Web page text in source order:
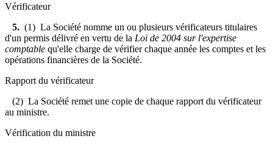
Vérificateur
5. (1) La Société nomme un ou plusieurs vérificateurs titulaires
d'un permis délivré en vertu de la Loi de 2004 sur l'expertise
comptable qu'elle charge de vérifier chaque année les comptes et les
opérations financières de la Société.
Rapport du vérificateur
(2) La Société remet une copie de chaque rapport du vérificateur
au ministre.
Vérification du ministre